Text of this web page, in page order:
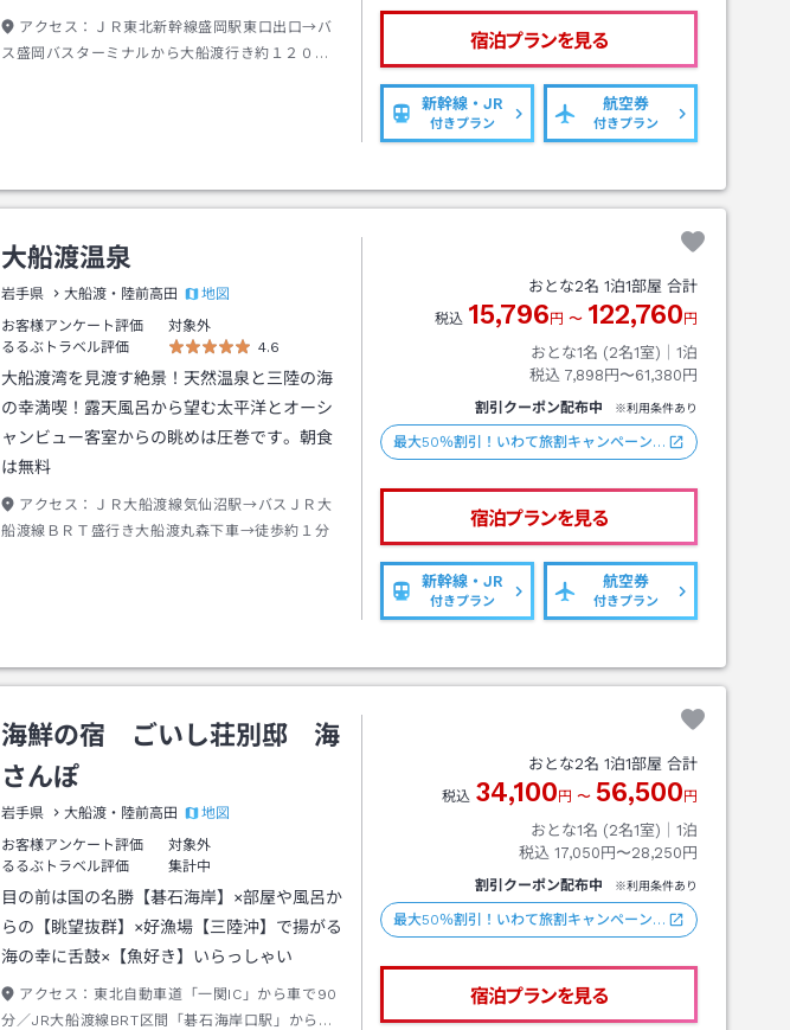
アクセス：
ＪＲ東北新幹線盛岡駅東口出口→バ
ス盛岡バスターミナルから大船渡行き約１２０分
宿泊プランを見る
新幹線・JR
付きプラン
航空券
付きプラン
大船渡温泉
岩手県 大船渡・陸前高田
地図
お客様アンケート評価
対象外
るるぶトラベル評価
4.6
大船渡湾を見渡す絶景！天然温泉と三陸の海
の幸満喫！露天風呂から望む太平洋とオーシ
ャンビュー客室からの眺めは圧巻です。朝食
は無料
アクセス：
ＪＲ大船渡線気仙沼駅→バスＪＲ大
船渡線ＢＲＴ盛行き大船渡丸森下車→徒歩約１分
おとな2名 1泊1部屋 合計
税込 15,796 円 〜 122,760 円
おとな1名 (2名1室)｜ 1泊
税込 7,898円〜61,380円
割引クーポン配布中 ※利用条件あり
最大50％割引！いわて旅割キャンペーン…
宿泊プランを見る
新幹線・JR
付きプラン
航空券
付きプラン
海鮮の宿 ごいし荘別邸 海
さんぽ
岩手県 大船渡・陸前高田
地図
お客様アンケート評価
対象外
るるぶトラベル評価
集計中
目の前は国の名勝【碁石海岸】×部屋や風呂か
らの【眺望抜群】×好漁場【三陸沖】で揚がる
海の幸に舌鼓×【魚好き】いらっしゃい
アクセス： 東北自動車道「一関IC」から車で90
分／JR大船渡線BRT区間「碁石海岸口駅」から車
おとな2名 1泊1部屋 合計
税込 34,100 円 〜 56,500 円
おとな1名 (2名1室)｜ 1泊
税込 17,050円〜28,250円
割引クーポン配布中 ※利用条件あり
最大50％割引！いわて旅割キャンペーン…
宿泊プランを見る